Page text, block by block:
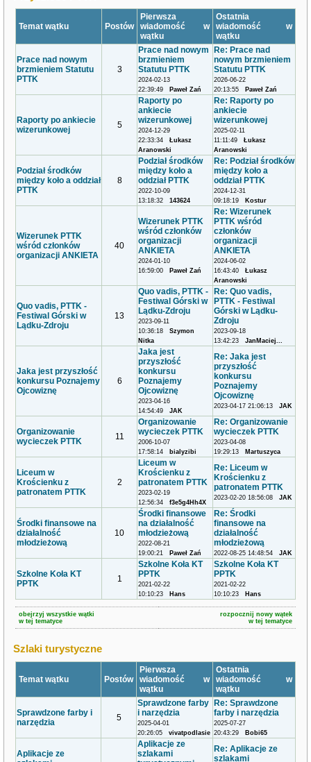
Temat wątku Postów
Pierwsza
wiadomość w
wątku
Ostatnia
wiadomość w
wątku
Prace nad nowym
brzmieniem Statutu
PTTK
3
Prace nad nowym
brzmieniem
Statutu PTTK
2024-02-13
22:39:49
Paweł Zań
Re: Prace nad
nowym brzmieniem
Statutu PTTK
2026-06-22
20:13:55
Paweł Zań
Raporty po ankiecie
wizerunkowej
5
Raporty po
ankiecie
wizerunkowej
2024-12-29
22:33:34 Łukasz
Aranowski
Re: Raporty po
ankiecie
wizerunkowej
2025-02-11
11:11:49 Łukasz
Aranowski
Podział środków
między koło a oddział
PTTK
8
Podział środków
między koło a
oddział PTTK
2022-10-09
13:18:32 143624
Re: Podział środków
między koło a
oddział PTTK
2024-12-31
09:18:19
Kostur
Wizerunek PTTK
wśród członków
organizacji ANKIETA
40
Wizerunek PTTK
wśród członków
organizacji
ANKIETA
2024-01-10
16:59:00
Paweł Zań
Re: Wizerunek
PTTK wśród
członków
organizacji
ANKIETA
2024-06-02
16:43:40 Łukasz
Aranowski
Quo vadis, PTTK -
Festiwal Górski w
Lądku-Zdroju
13
Quo vadis, PTTK -
Festiwal Górski w
Lądku-Zdroju
2023-09-11
10:36:18 Szymon
Nitka
Re: Quo vadis,
PTTK - Festiwal
Górski w Lądku-
Zdroju
2023-09-18
13:42:23 JanMaciej...
Jaka jest przyszłość
konkursu Poznajemy
Ojcowiznę
6
Jaka jest
przyszłość
konkursu
Poznajemy
Ojcowiznę
2023-04-16
14:54:49 JAK
Re: Jaka jest
przyszłość
konkursu
Poznajemy
Ojcowiznę
2023-04-17 21:06:13 JAK
Organizowanie
wycieczek PTTK
11
Organizowanie
wycieczek PTTK
2006-10-07
17:58:14 bialyzibi
Re: Organizowanie
wycieczek PTTK
2023-04-08
19:29:13 Martuszyca
Liceum w
Krościenku z
patronatem PTTK
2
Liceum w
Krościenku z
patronatem PTTK
2023-02-19
12:56:34 f3e5g4Hh4X
Re: Liceum w
Krościenku z
patronatem PTTK
2023-02-20 18:56:08 JAK
Środki finansowe na
działalność
młodzieżową
10
Środki finansowe
na działalność
młodzieżową
2022-08-21
19:00:21
Paweł Zań
Re: Środki
finansowe na
działalność
młodzieżową
2022-08-25 14:48:54 JAK
Szkolne Koła KT
PPTK
1
Szkolne Koła KT
PPTK
2021-02-22
10:10:23
Hans
Szkolne Koła KT
PPTK
2021-02-22
10:10:23
Hans
obejrzyj wszystkie wątki
w tej tematyce
rozpocznij nowy wątek
w tej tematyce
Szlaki turystyczne
Temat wątku Postów
Pierwsza
wiadomość w
wątku
Ostatnia
wiadomość w
wątku
Sprawdzone farby i
narzędzia
5
Sprawdzone farby
i narzędzia
2025-04-01
20:26:05 vivatpodlasie
Re: Sprawdzone
farby i narzędzia
2025-07-27
20:43:29
Bobi65
Aplikacje ze
Aplikacje ze
szlakami
Re: Aplikacje ze
szlakami